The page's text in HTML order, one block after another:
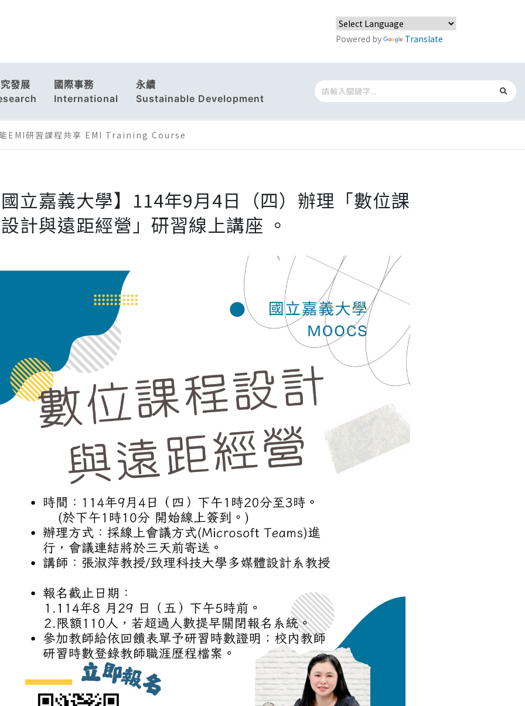
Powered by Translate
發展
國際事務
International
永續
Sustainable Development
EMI研習課程共享 EMI Training Course
立嘉義大學】114年9月4日（四）辦理「數位課
計與遠距經營」研習線上講座 。